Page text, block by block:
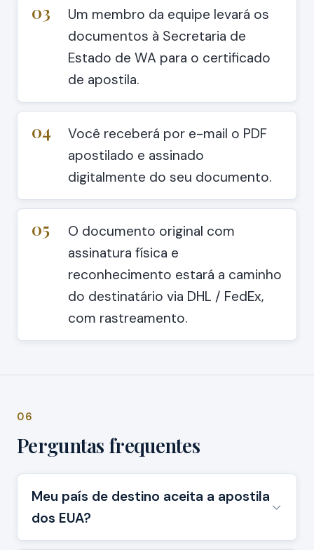
03
Um membro da equipe levará os
documentos à Secretaria de
Estado de WA para o certificado
de apostila.
04
Você receberá por e-mail o PDF
apostilado e assinado
digitalmente do seu documento.
05
O documento original com
assinatura física e
reconhecimento estará a caminho
do destinatário via DHL / FedEx,
com rastreamento.
06
Perguntas frequentes
Meu país de destino aceita a apostila
dos EUA?